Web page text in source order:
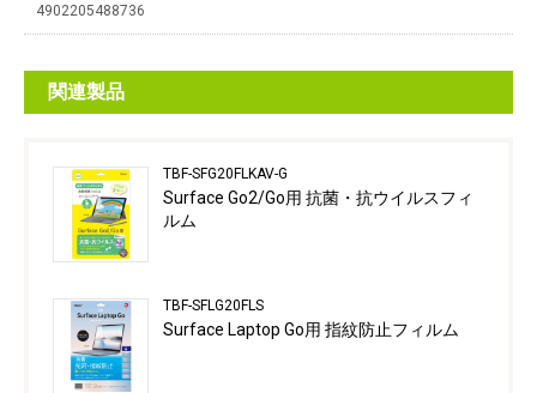
4902205488736
関連製品
TBF-SFG20FLKAV-G
Surface Go2/Go用 抗菌・抗ウイルスフィ
ルム
TBF-SFLG20FLS
Surface Laptop Go用 指紋防止フィルム